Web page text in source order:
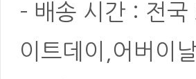
- 배송 시간 : 전
이트데이,어버이